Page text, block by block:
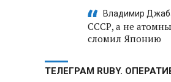
Владимир
СССР, а не
сломил Японию
ТЕЛЕГРАМ RUBY.